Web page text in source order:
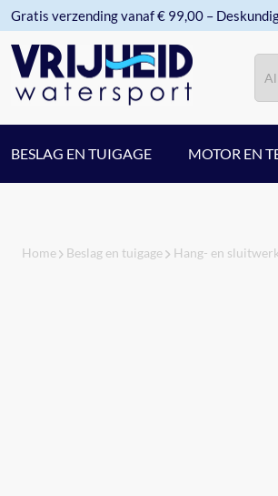
Gratis verzending vanaf € 99,00 –
BESLAG EN TUIGAGE MOTOR EN
Home Beslag en tuigage Hang- en sluitwerk